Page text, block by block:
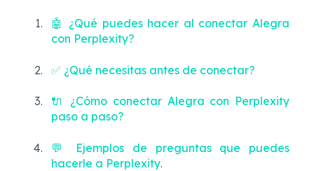
🤖 ¿Qué puedes hacer al conectar Alegra
con Perplexity?
✅ ¿Qué necesitas antes de conectar?
🔌 ¿Cómo conectar Alegra con Perplexity
paso a paso?
💬 Ejemplos de preguntas que puedes
hacerle a Perplexity.